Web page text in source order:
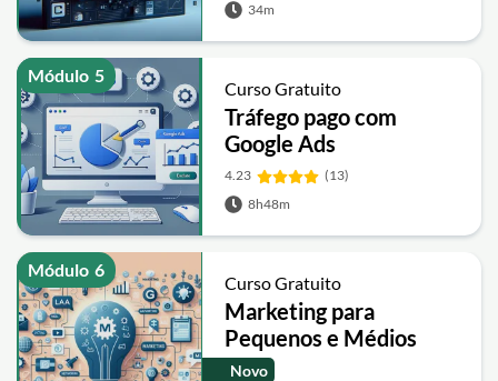
34m
Módulo 5
Curso Gratuito
Tráfego pago com
Google Ads
4.23
(13)
8h48m
Módulo 6
Curso Gratuito
Marketing para
Pequenos e Médios
Negócios
Novo